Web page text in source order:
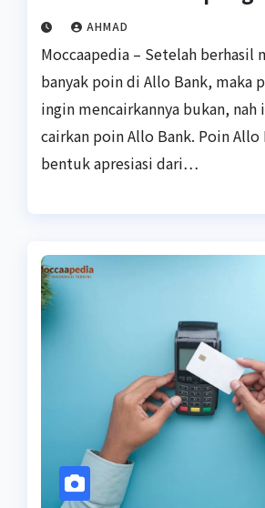
AHMAD
Moccaapedia – Setelah berhasil
banyak poin di Allo Bank, maka
ingin mencairkannya bukan, nah
cairkan poin Allo Bank. Poin Allo
bentuk apresiasi dari…